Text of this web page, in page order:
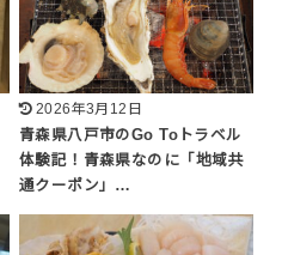
2026年3月12日
青森県八戸市のGo Toトラベル
体験記！青森県なのに「地域共
通クーポン」…